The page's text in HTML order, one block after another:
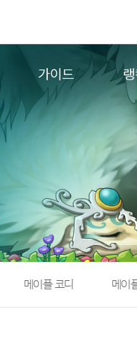
가이드
추가정보
컨텐
메이플 코디 메이